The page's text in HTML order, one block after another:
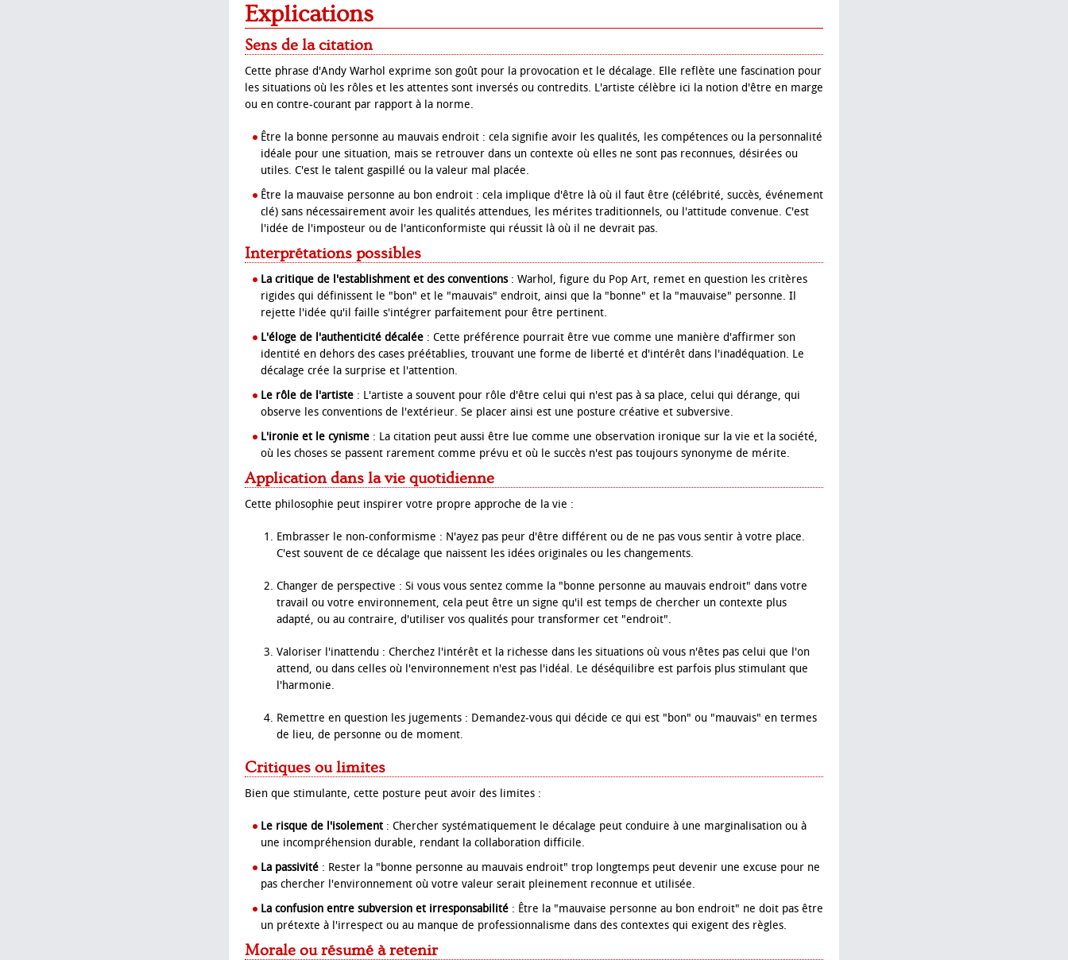
Explications
Sens de la citation
Cette phrase d'Andy Warhol exprime son goût pour la provocation et le décalage. Elle reflète une fascination pour
les situations où les rôles et les attentes sont inversés ou contredits. L'artiste célèbre ici la notion d'être en marge
ou en contre-courant par rapport à la norme.
Être la bonne personne au mauvais endroit : cela signifie avoir les qualités, les compétences ou la personnalité
idéale pour une situation, mais se retrouver dans un contexte où elles ne sont pas reconnues, désirées ou
utiles. C'est le talent gaspillé ou la valeur mal placée.
Être la mauvaise personne au bon endroit : cela implique d'être là où il faut être (célébrité, succès, événement
clé) sans nécessairement avoir les qualités attendues, les mérites traditionnels, ou l'attitude convenue. C'est
l'idée de l'imposteur ou de l'anticonformiste qui réussit là où il ne devrait pas.
Interprétations possibles
La critique de l'establishment et des conventions: Warhol, figure du Pop Art, remet en question les critères
rigides qui définissent le "bon" et le "mauvais" endroit, ainsi que la "bonne" et la "mauvaise" personne. Il
rejette l'idée qu'il faille s'intégrer parfaitement pour être pertinent.
L'éloge de l'authenticité décalée : Cette préférence pourrait être vue comme une manière d'affirmer son
identité en dehors des cases préétablies, trouvant une forme de liberté et d'intérêt dans l'inadéquation. Le
décalage crée la surprise et l'attention.
Le rôle de l'artiste : L'artiste a souvent pour rôle d'être celui qui n'est pas à sa place, celui qui dérange, qui
observe les conventions de l'extérieur. Se placer ainsi est une posture créative et subversive.
L'ironie et le cynisme : La citation peut aussi être lue comme une observation ironique sur la vie et la société,
où les choses se passent rarement comme prévu et où le succès n'est pas toujours synonyme de mérite.
Application dans la vie quotidienne
Cette philosophie peut inspirer votre propre approche de la vie :
Embrasser le non-conformisme : N'ayez pas peur d'être différent ou de ne pas vous sentir à votre place.
C'est souvent de ce décalage que naissent les idées originales ou les changements.
Changer de perspective : Si vous vous sentez comme la "bonne personne au mauvais endroit" dans votre
travail ou votre environnement, cela peut être un signe qu'il est temps de chercher un contexte plus
adapté, ou au contraire, d'utiliser vos qualités pour transformer cet "endroit".
Valoriser l'inattendu : Cherchez l'intérêt et la richesse dans les situations où vous n'êtes pas celui que l'on
attend, ou dans celles où l'environnement n'est pas l'idéal. Le déséquilibre est parfois plus stimulant que
l'harmonie.
Remettre en question les jugements : Demandez-vous qui décide ce qui est "bon" ou "mauvais" en termes
de lieu, de personne ou de moment.
Critiques ou limites
Bien que stimulante, cette posture peut avoir des limites :
Le risque de l'isolement : Chercher systématiquement le décalage peut conduire à une marginalisation ou à
une incompréhension durable, rendant la collaboration difficile.
La passivité : Rester la "bonne personne au mauvais endroit" trop longtemps peut devenir une excuse pour ne
pas chercher l'environnement où votre valeur serait pleinement reconnue et utilisée.
La confusion entre subversion et irresponsabilité : Être la "mauvaise personne au bon endroit" ne doit pas être
un prétexte à l'irrespect ou au manque de professionnalisme dans des contextes qui exigent des règles.
Morale ou résumé à retenir